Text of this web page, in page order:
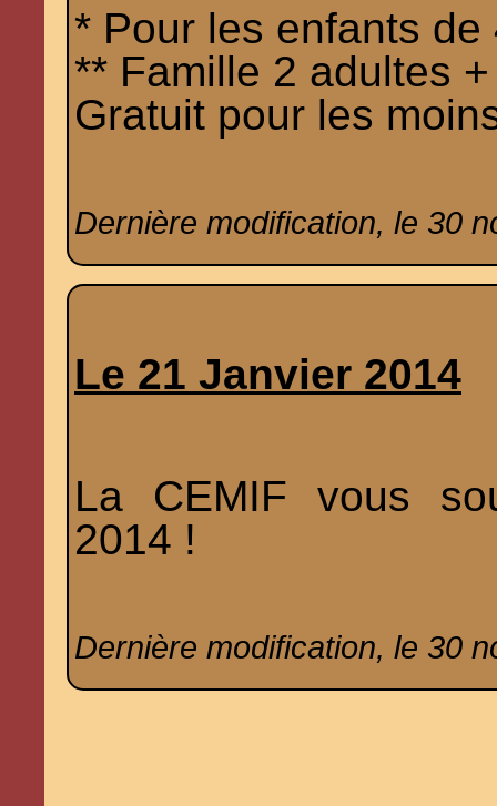
* Pour les enfants de
** Famille 2 adultes
Gratuit pour les
Dernière modification, le 30
Le 21 Janvier 2014
La CEMIF vous
2014 !
Dernière modification, le 30